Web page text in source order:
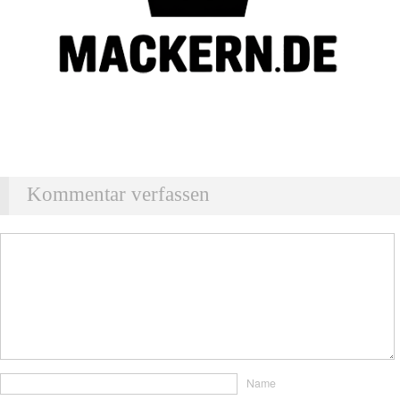
Kommentar verfassen
Name